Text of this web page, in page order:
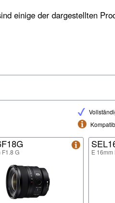
einige der dargestellten
F1.8 G E 16mm